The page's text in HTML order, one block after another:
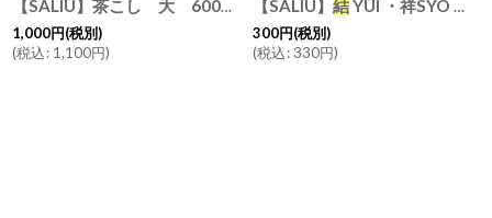
【SALIU】茶こし 大 600ml用 結祥 縁 茶漉し急須
1,000円(税別)
(税込: 1,100円)
【SALIU】 結YUI ・祥SYO 土瓶
300円(税別)
(税込: 330円)